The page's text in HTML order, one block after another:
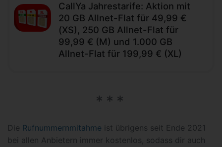
CallYa Jahrestarife: Aktion mit
20 GB Allnet-Flat für 49,99 €
(XS), 250 GB Allnet-Flat für
99,99 € (M) und 1.000 GB
Allnet-Flat für 199,99 € (XL)
Die Rufnummernmitahme ist übrigens seit Ende 2021
bei allen Anbietern immer kostenlos, sodass dir auch